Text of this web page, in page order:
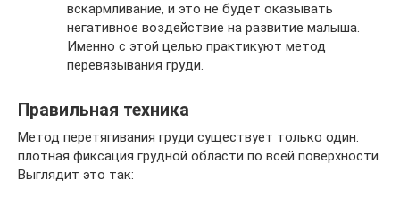
вскармливание, и это не будет оказывать
негативное воздействие на развитие малыша.
Именно с этой целью практикуют метод
перевязывания груди.
Правильная техника
Метод перетягивания груди существует только один:
плотная фиксация грудной области по всей поверхности.
Выглядит это так: